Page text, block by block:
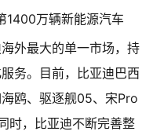
1400万辆新能源汽车
外最大的单一市场，持
务。目前，比亚迪巴西
鸥、驱逐舰05、宋Pro
时，比亚迪不断完善整